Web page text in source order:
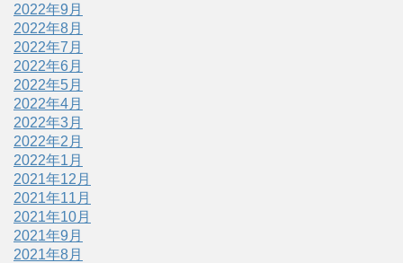
2022年9月
2022年8月
2022年7月
2022年6月
2022年5月
2022年4月
2022年3月
2022年2月
2022年1月
2021年12月
2021年11月
2021年10月
2021年9月
2021年8月